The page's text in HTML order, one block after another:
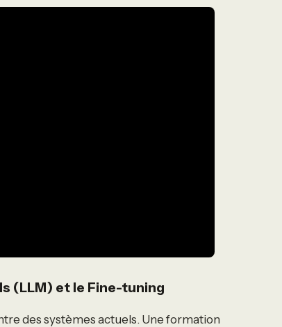
(LLM) et le Fine-tuning
des systèmes actuels. Une formation